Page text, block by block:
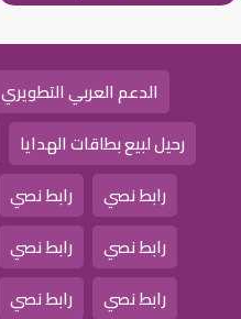
الدعم العربي التطويري
رحيل لبيع بطاقات الهدايا
رابط نصي
رابط نصي
رابط نصي
رابط نصي
رابط نصي
رابط نصي